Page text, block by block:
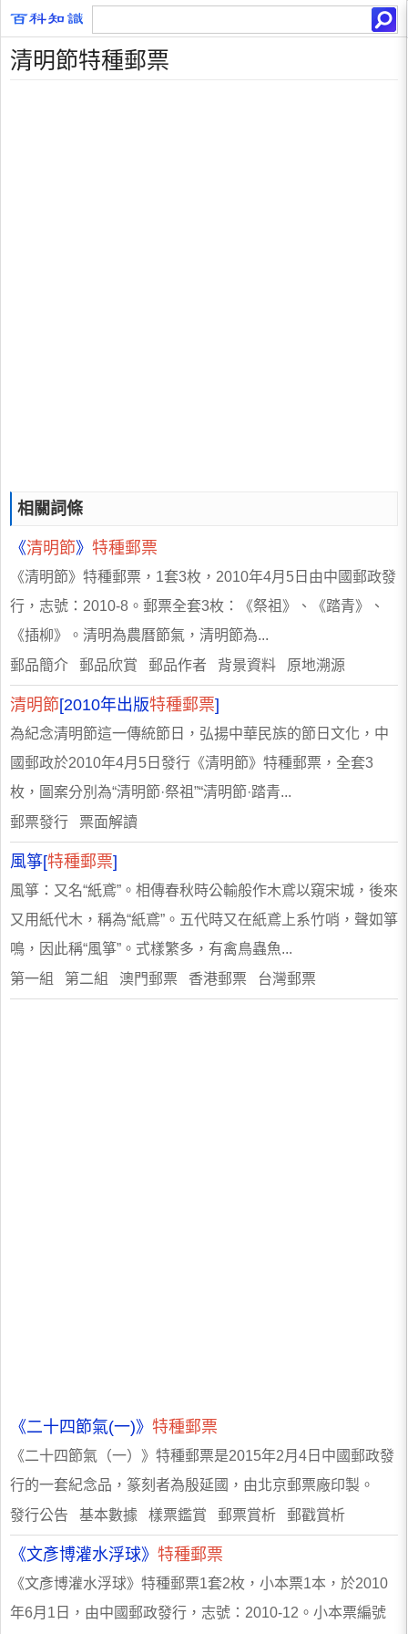
清明節特種郵票
相關詞條
《清明節》 特種郵票
《清明節》特種郵票，1套3枚，2010年4月5日由中國郵政發
行，志號：2010-8。郵票全套3枚：《祭祖》、《踏青》、
《插柳》。清明為農曆節氣，清明節為...
郵品簡介 郵品欣賞 郵品作者 背景資料 原地溯源
清明節[2010年出版特種郵票]
為紀念清明節這一傳統節日，弘揚中華民族的節日文化，中
國郵政於2010年4月5日發行《清明節》特種郵票，全套3
枚，圖案分別為“清明節·祭祖”“清明節·踏青...
郵票發行 票面解讀
風箏[特種郵票]
風箏：又名“紙鳶”。相傳春秋時公輸般作木鳶以窺宋城，後來
又用紙代木，稱為“紙鳶”。五代時又在紙鳶上系竹哨，聲如箏
鳴，因此稱“風箏”。式樣繁多，有禽鳥蟲魚...
第一組 第二組 澳門郵票 香港郵票 台灣郵票
《二十四節氣(一)》 特種郵票
《二十四節氣（一）》特種郵票是2015年2月4日中國郵政發
行的一套紀念品，篆刻者為殷延國，由北京郵票廠印製。
發行公告 基本數據 樣票鑑賞 郵票賞析 郵戳賞析
《文彥博灌水浮球》 特種郵票
《文彥博灌水浮球》特種郵票1套2枚，小本票1本，於2010
年6月1日，由中國郵政發行，志號：2010-12。小本票編號